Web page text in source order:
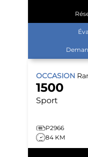
OCCASION
1500
Sport
P2966
84 KM